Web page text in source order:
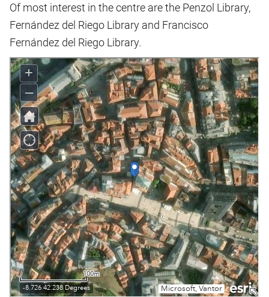
Of most interest in the centre are the Penzol Library,
Fernández del Riego Library and Francisco
Fernández del Riego Library.